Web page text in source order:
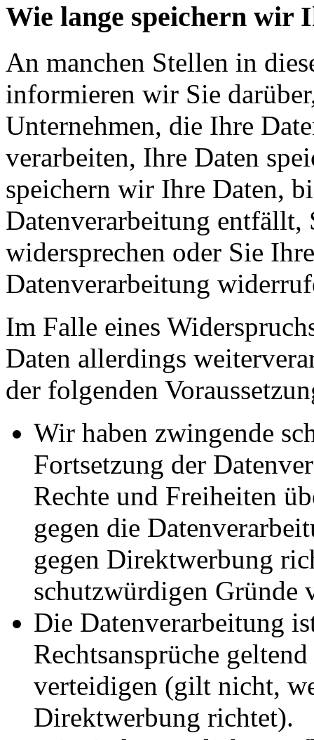
Wie lange speichern wir
An manchen Stellen in
informieren wir Sie
Unternehmen, die Ihre
verarbeiten, Ihre Daten
speichern wir Ihre Daten,
Datenverarbeitung entfällt,
widersprechen oder Sie
Datenverarbeitung
Im Falle eines
Daten allerdings
der folgenden
Wir haben zwingende
Fortsetzung der
Rechte und Freiheiten
gegen die
gegen Direktwerbung
schutzwürdigen Gründe
Die Datenverarbeitung
Rechtsansprüche
verteidigen (gilt nicht,
Direktwerbung richtet).